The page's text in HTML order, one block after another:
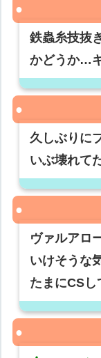
鉄蟲糸技抜
かどうか…
久しぶりに
いぶ壊れて
ヴァルアロ
いけそうな
たまにCS